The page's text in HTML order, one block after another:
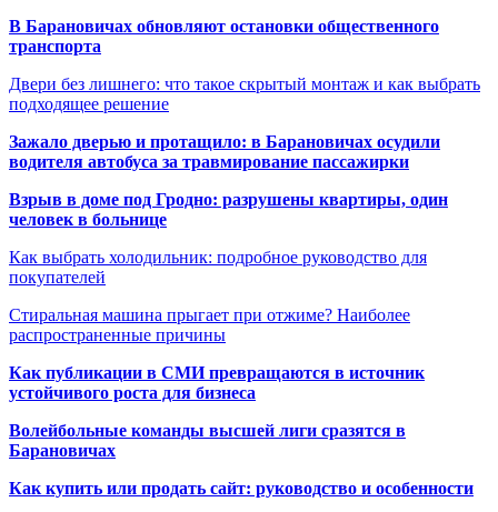
В Барановичах обновляют остановки общественного
транспорта
Двери без лишнего: что такое скрытый монтаж и как выбрать
подходящее решение
Зажало дверью и протащило: в Барановичах осудили
водителя автобуса за травмирование пассажирки
Взрыв в доме под Гродно: разрушены квартиры, один
человек в больнице
Как выбрать холодильник: подробное руководство для
покупателей
Стиральная машина прыгает при отжиме? Наиболее
распространенные причины
Как публикации в СМИ превращаются в источник
устойчивого роста для бизнеса
Волейбольные команды высшей лиги сразятся в
Барановичах
Как купить или продать сайт: руководство и особенности